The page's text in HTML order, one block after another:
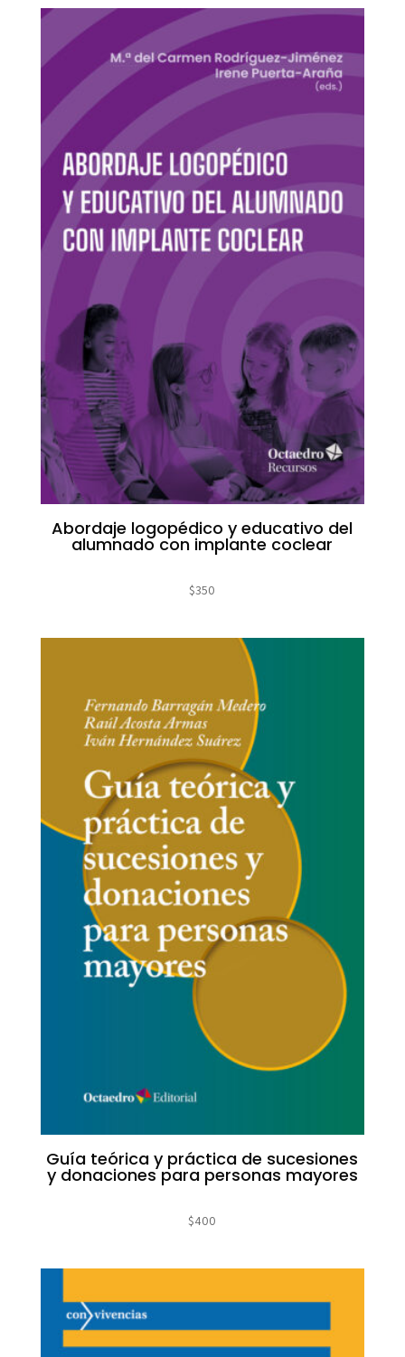
Abordaje logopédico y educativo del
alumnado con implante coclear
$350
Guía teórica y práctica de sucesiones
y donaciones para personas mayores
$400